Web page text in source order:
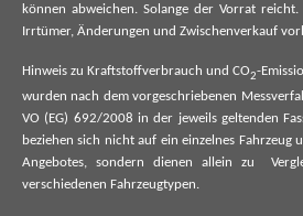
können abweichen. Solange der Vorrat
Irrtümer, Änderungen und Zwischenverkauf
Hinweis zu Kraftstoffverbrauch und CO2-
wurden nach dem vorgeschriebenen
VO (EG) 692/2008 in der jeweils geltenden
beziehen sich nicht auf ein einzelnes Fahrzeug
Angebotes, sondern dienen allein zu
verschiedenen Fahrzeugtypen.